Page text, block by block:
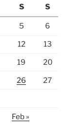
S S
5 6
12 13
19 20
26 27
Feb »